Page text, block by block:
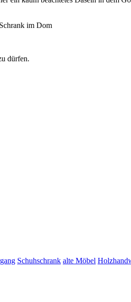
im Dom
dürfen.
Schuhschrank alte Möbel